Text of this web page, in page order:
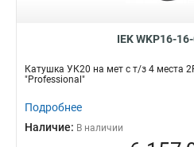
IEK WKP16-
Катушка УК20 на мет с т/з 4 места
"Professional"
Подробнее
Наличие: В наличии